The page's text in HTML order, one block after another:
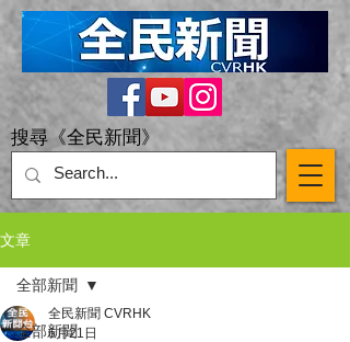
搜尋《全民新聞》
文章
全部新聞
全部新聞
全民新聞 CVRHK
6月21日